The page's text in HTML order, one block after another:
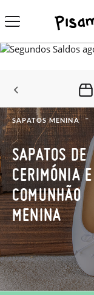
SAPATOS MENINA
SAPATOS DE
CERIMÓNIA E
COMUNHÃO
MENINA